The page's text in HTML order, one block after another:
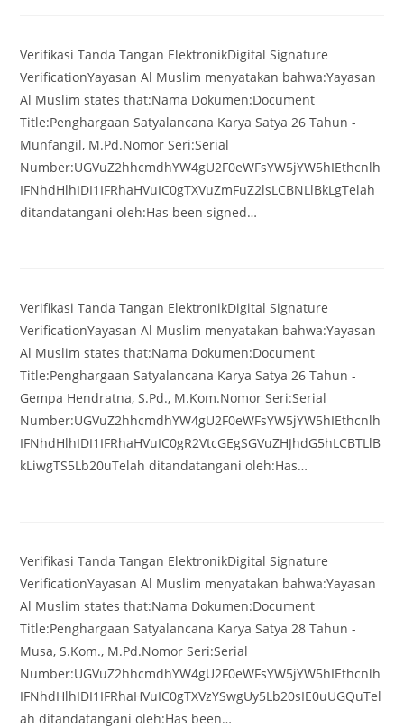
Verifikasi Tanda Tangan ElektronikDigital Signature
VerificationYayasan Al Muslim menyatakan bahwa:Yayasan
Al Muslim states that:Nama Dokumen:Document
Title:Penghargaan Satyalancana Karya Satya 26 Tahun -
Munfangil, M.Pd.Nomor Seri:Serial
Number:UGVuZ2hhcmdhYW4gU2F0eWFsYW5jYW5hIEthcnlh
IFNhdHlhIDI1IFRhaHVuIC0gTXVuZmFuZ2lsLCBNLlBkLgTelah
ditandatangani oleh:Has been signed…
Verifikasi Tanda Tangan ElektronikDigital Signature
VerificationYayasan Al Muslim menyatakan bahwa:Yayasan
Al Muslim states that:Nama Dokumen:Document
Title:Penghargaan Satyalancana Karya Satya 26 Tahun -
Gempa Hendratna, S.Pd., M.Kom.Nomor Seri:Serial
Number:UGVuZ2hhcmdhYW4gU2F0eWFsYW5jYW5hIEthcnlh
IFNhdHlhIDI1IFRhaHVuIC0gR2VtcGEgSGVuZHJhdG5hLCBTLlB
kLiwgTS5Lb20uTelah ditandatangani oleh:Has…
Verifikasi Tanda Tangan ElektronikDigital Signature
VerificationYayasan Al Muslim menyatakan bahwa:Yayasan
Al Muslim states that:Nama Dokumen:Document
Title:Penghargaan Satyalancana Karya Satya 28 Tahun -
Musa, S.Kom., M.Pd.Nomor Seri:Serial
Number:UGVuZ2hhcmdhYW4gU2F0eWFsYW5jYW5hIEthcnlh
IFNhdHlhIDI1IFRhaHVuIC0gTXVzYSwgUy5Lb20sIE0uUGQuTel
ah ditandatangani oleh:Has been…